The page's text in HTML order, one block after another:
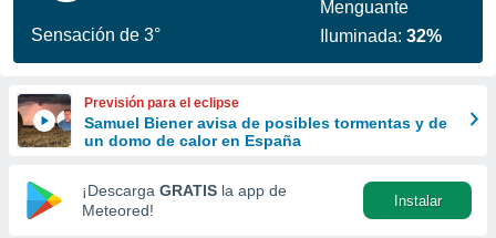
a este
las
y
forma
digital
basada
Sensación de 3°
Menguante
Iluminada:32%
Previsión para el eclipse
Samuel Biener avisa de posibles tormentas y de
un domo de calor en España
¡Descarga GRATIS la app de
Meteored!
Instalar